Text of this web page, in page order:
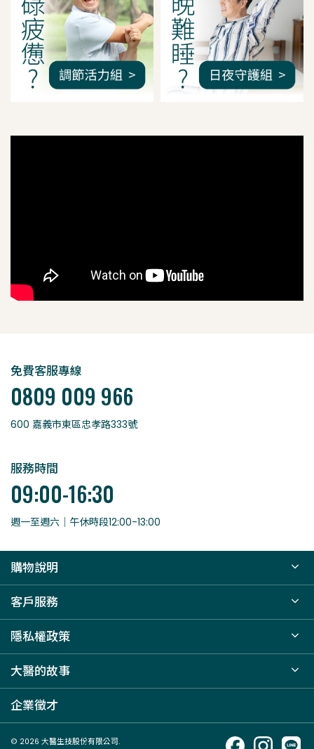
免費客服專線
0809 009 966
600 嘉義市東區忠孝路333號
服務時間
09:00-16:30
週一至週六｜午休時段12:00-13:00
購物說明
客戶服務
隱私權政策
大醫的故事
企業徵才
© 2026 大醫生技股份有限公司.